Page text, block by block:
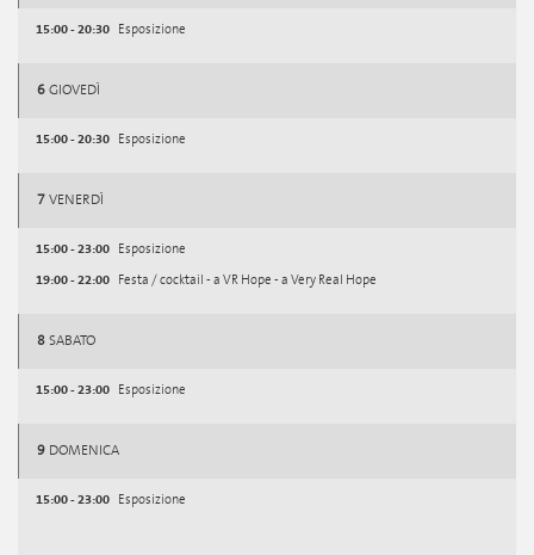
15:00 - 20:30 Esposizione
6 GIOVEDÌ
15:00 - 20:30 Esposizione
7 VENERDÌ
15:00 - 23:00 Esposizione
19:00 - 22:00 Festa / cocktail - a VR Hope - a Very Real Hope
8 SABATO
15:00 - 23:00 Esposizione
9 DOMENICA
15:00 - 23:00 Esposizione